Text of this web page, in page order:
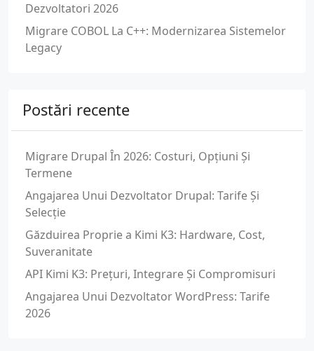
Dezvoltatori 2026
Migrare COBOL La C++: Modernizarea Sistemelor
Legacy
Postări recente
Migrare Drupal În 2026: Costuri, Opțiuni Și
Termene
Angajarea Unui Dezvoltator Drupal: Tarife Și
Selecție
Găzduirea Proprie a Kimi K3: Hardware, Cost,
Suveranitate
API Kimi K3: Prețuri, Integrare Și Compromisuri
Angajarea Unui Dezvoltator WordPress: Tarife
2026